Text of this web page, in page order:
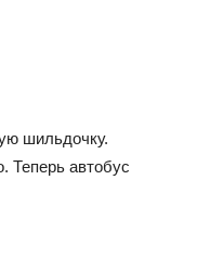
шильдочку.
Теперь автобус